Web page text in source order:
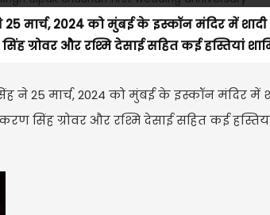
मार्च, 2024 को मुंबई के इस्कॉन मंदिर में शादी
ग्रोवर और रश्मि देसाई सहित कई हस्तियां
ने 25 मार्च, 2024 को मुंबई के इस्कॉन मंदिर में
सिंह ग्रोवर और रश्मि देसाई सहित कई